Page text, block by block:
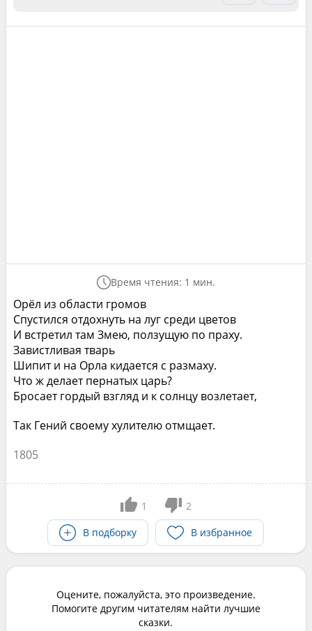
Время чтения: 1 мин.
Орёл из области громов
Спустился отдохнуть на луг среди цветов
И встретил там Змею, ползущую по праху.
Завистливая тварь
Шипит и на Орла кидается с размаху.
Что ж делает пернатых царь?
Бросает гордый взгляд и к солнцу возлетает,
Так Гений своему хулителю отмщает.
1805
1
2
В подборку
В избранное
Оцените, пожалуйста, это произведение.
Помогите другим читателям найти лучшие
сказки.